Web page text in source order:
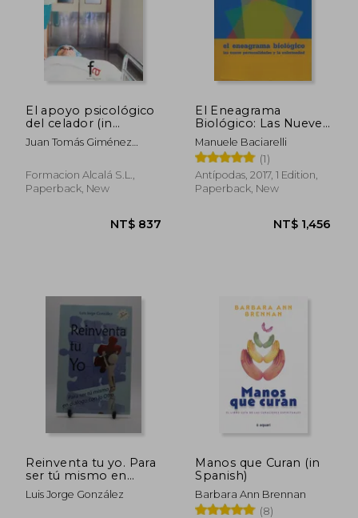
El apoyo psicológico
del celador (in
Spanish)
Juan Tomás Giménez
Formacion Alcalá S.L.,
Paperback, New
El Eneagrama
Biológico: Las Nueve
Personalidades y la
Enfermedad (in
Spanish)
Manuele Baciarelli
(1)
Antípodas, 2017, 1 Edition,
Paperback, New
Reinventa tu yo. Para
ser tú mismo en
diálogo con el Otro
(in Spanish)
Luis Jorge González
Manos que Curan (in
Spanish)
Barbara Ann Brennan
(8)